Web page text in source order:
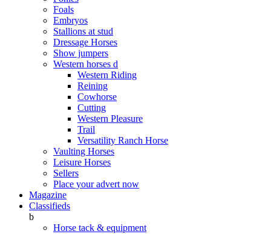
Foals
Embryos
Stallions at stud
Dressage Horses
Show jumpers
Western horses d
Western Riding
Reining
Cowhorse
Cutting
Western Pleasure
Trail
Versatility Ranch Horse
Vaulting Horses
Leisure Horses
Sellers
Place your advert now
Magazine
Classifieds
b
Horse tack & equipment